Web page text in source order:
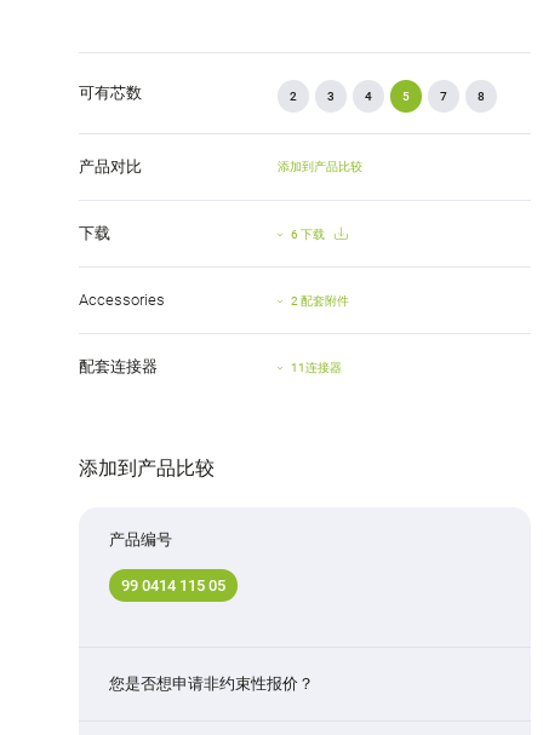
可有芯数 2 3 4 5 7 8
产品对比 添加到产品比较
下载 6 下载
Accessories 2 配套附件
配套连接器 11连接器
添加到产品比较
产品编号
99 0414 115 05
您是否想申请非约束性报价？